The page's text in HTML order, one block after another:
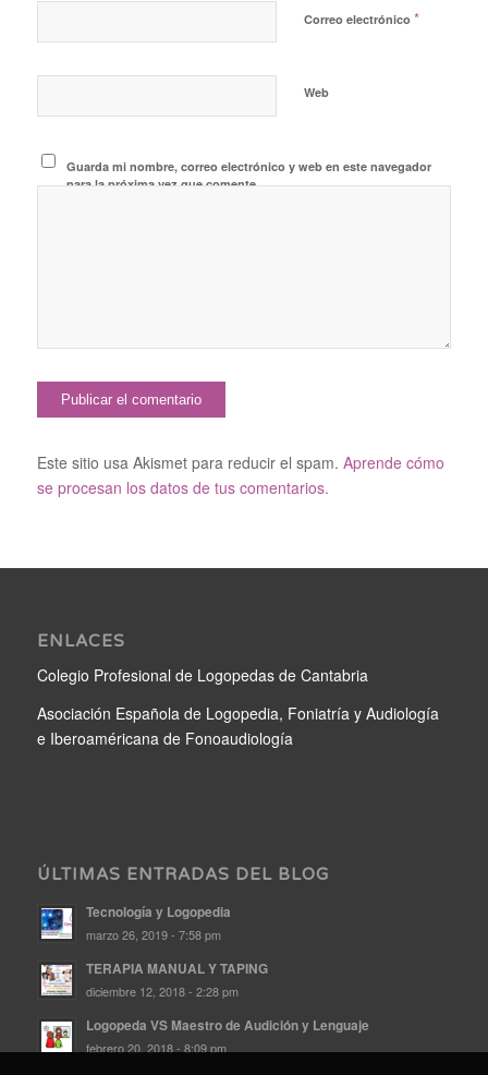
Correo electrónico *
Web
Guarda mi nombre, correo electrónico y web en este navegador
para la próxima vez que comente.
Este sitio usa Akismet para reducir el spam. Aprende cómo
se procesan los datos de tus comentarios.
ENLACES
Colegio Profesional de Logopedas de Cantabria
Asociación Española de Logopedia, Foniatría y Audiología
e Iberoaméricana de Fonoaudiología
ÚLTIMAS ENTRADAS DEL BLOG
Tecnología y Logopedia
marzo 26, 2019 - 7:58 pm
TERAPIA MANUAL Y TAPING
diciembre 12, 2018 - 2:28 pm
Logopeda VS Maestro de Audición y Lenguaje
febrero 20, 2018 - 8:09 pm